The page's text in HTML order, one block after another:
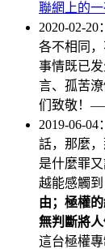
聯網上的一
2020-02-
各不相同
事情既已
言、孤苦
们致敬！
2019-06-
話，那麼
是什麼罪
越能感觸到
由；極權
無判斷將
這台極權